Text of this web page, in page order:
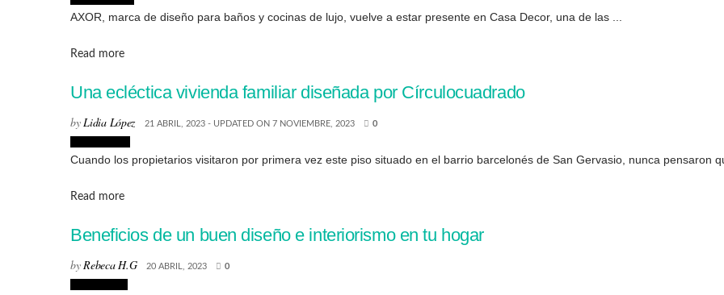
AXOR, marca de diseño para baños y cocinas de lujo, vuelve a estar presente en Casa Decor, una de las ...
Read moreDetails
Una ecléctica vivienda familiar diseñada por Círculocuadrado
byLidia López 21 ABRIL, 2023 - UPDATED ON 7 NOVIEMBRE, 2023 0
Cuando los propietarios visitaron por primera vez este piso situado en el barrio barcelonés de San Gervasio, nunca pensaron
Read moreDetails
Beneficios de un buen diseño e interiorismo en tu hogar
byRebeca H.G 20 ABRIL, 2023 0